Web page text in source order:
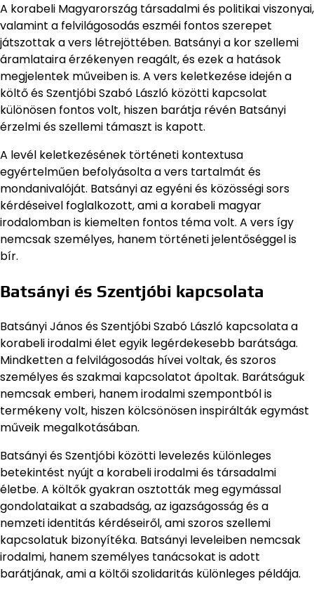
A korabeli Magyarország társadalmi és politikai viszonyai,
valamint a felvilágosodás eszméi fontos szerepet
játszottak a vers létrejöttében. Batsányi a kor szellemi
áramlataira érzékenyen reagált, és ezek a hatások
megjelentek műveiben is. A vers keletkezése idején a
költő és Szentjóbi Szabó László közötti kapcsolat
különösen fontos volt, hiszen barátja révén Batsányi
érzelmi és szellemi támaszt is kapott.
A levél keletkezésének történeti kontextusa
egyértelműen befolyásolta a vers tartalmát és
mondanivalóját. Batsányi az egyéni és közösségi sors
kérdéseivel foglalkozott, ami a korabeli magyar
irodalomban is kiemelten fontos téma volt. A vers így
nemcsak személyes, hanem történeti jelentőséggel is
bír.
Batsányi és Szentjóbi kapcsolata
Batsányi János és Szentjóbi Szabó László kapcsolata a
korabeli irodalmi élet egyik legérdekesebb barátsága.
Mindketten a felvilágosodás hívei voltak, és szoros
személyes és szakmai kapcsolatot ápoltak. Barátságuk
nemcsak emberi, hanem irodalmi szempontból is
termékeny volt, hiszen kölcsönösen inspirálták egymást
műveik megalkotásában.
Batsányi és Szentjóbi közötti levelezés különleges
betekintést nyújt a korabeli irodalmi és társadalmi
életbe. A költők gyakran osztották meg egymással
gondolataikat a szabadság, az igazságosság és a
nemzeti identitás kérdéseiről, ami szoros szellemi
kapcsolatuk bizonyítéka. Batsányi leveleiben nemcsak
irodalmi, hanem személyes tanácsokat is adott
barátjának, ami a költői szolidaritás különleges példája.